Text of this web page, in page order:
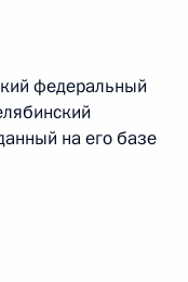
федеральный
на его базе